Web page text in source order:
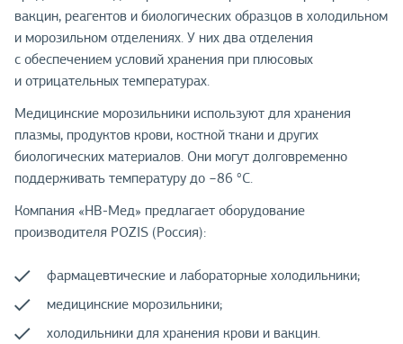
вакцин, реагентов и биологических образцов в холодильном
и морозильном отделениях. У них два отделения
с обеспечением условий хранения при плюсовых
и отрицательных температурах.
Медицинские морозильники используют для хранения
плазмы, продуктов крови, костной ткани и других
биологических материалов. Они могут долговременно
поддерживать температуру до −86 °С.
Компания «НВ-Мед» предлагает оборудование
производителя POZIS (Россия):
фармацевтические и лабораторные холодильники;
медицинские морозильники;
холодильники для хранения крови и вакцин.